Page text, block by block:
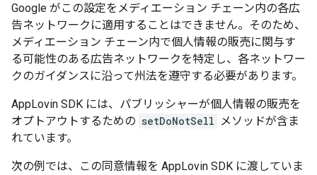
Google がこの設定をメディエーション チェーン内の各広
告ネットワークに適用することはできません。そのため、
メディエーション チェーン内で個人情報の販売に関与す
る可能性のある広告ネットワークを特定し、各ネットワー
クのガイダンスに沿って州法を遵守する必要があります。
AppLovin SDK には、パブリッシャーが個人情報の販売を
オプトアウトするための setDoNotSell メソッドが含ま
れています。
次の例では、この同意情報を AppLovin SDK に渡していま